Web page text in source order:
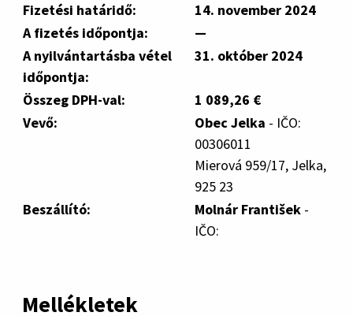
Fizetési határidő:
14. november 2024
A fizetés időpontja:
—
A nyilvántartásba vétel
időpontja:
31. október 2024
Összeg DPH-val:
1 089,26 €
Vevő:
Obec Jelka - IČO:
00306011
Mierová 959/17, Jelka,
925 23
Beszállító:
Molnár František -
IČO:
Mellékletek